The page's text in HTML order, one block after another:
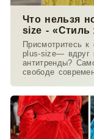
Что нельзя
size - «Стиль
Присмотритесь к
plus-size—
антитренды?
свободе